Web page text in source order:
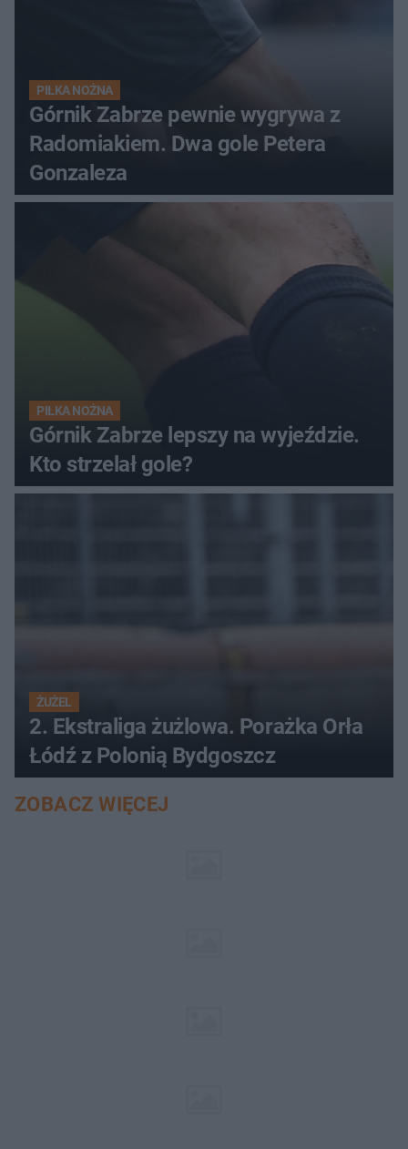
PIŁKA NOŻNA
Górnik Zabrze pewnie wygrywa z
Radomiakiem. Dwa gole Petera
Gonzaleza
PIŁKA NOŻNA
Górnik Zabrze lepszy na wyjeździe.
Kto strzelał gole?
ŻUŻEL
2. Ekstraliga żużlowa. Porażka Orła
Łódź z Polonią Bydgoszcz
ZOBACZ WIĘCEJ